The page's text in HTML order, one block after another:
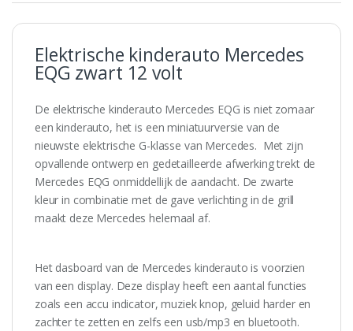
Elektrische kinderauto Mercedes
EQG zwart 12 volt
De elektrische kinderauto Mercedes EQG is niet zomaar
een kinderauto, het is een miniatuurversie van de
nieuwste elektrische G-klasse van Mercedes. Met zijn
opvallende ontwerp en gedetailleerde afwerking trekt de
Mercedes EQG onmiddellijk de aandacht. De zwarte
kleur in combinatie met de gave verlichting in de grill
maakt deze Mercedes helemaal af.
Het dasboard van de Mercedes kinderauto is voorzien
van een display. Deze display heeft een aantal functies
zoals een accu indicator, muziek knop, geluid harder en
zachter te zetten en zelfs een usb/mp3 en bluetooth.